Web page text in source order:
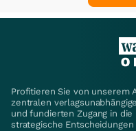
Profitieren Sie von unserem
zentralen
und fundierten Zugang in
strategische